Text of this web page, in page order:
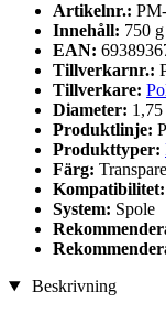
Artikelnr.:
Innehåll: 750 g
EAN:
Tillverkarnr.:
Tillverkare:
Diameter:
Produktlinje:
Produkttyper:
Färg:
Kompatibilitet:
System: Spole
Beskrivning